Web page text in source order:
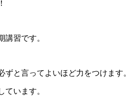
講習です。
ずと言ってよいほど力をつけます。
ています。